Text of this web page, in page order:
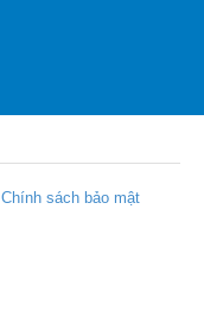
Chính sách bảo mật